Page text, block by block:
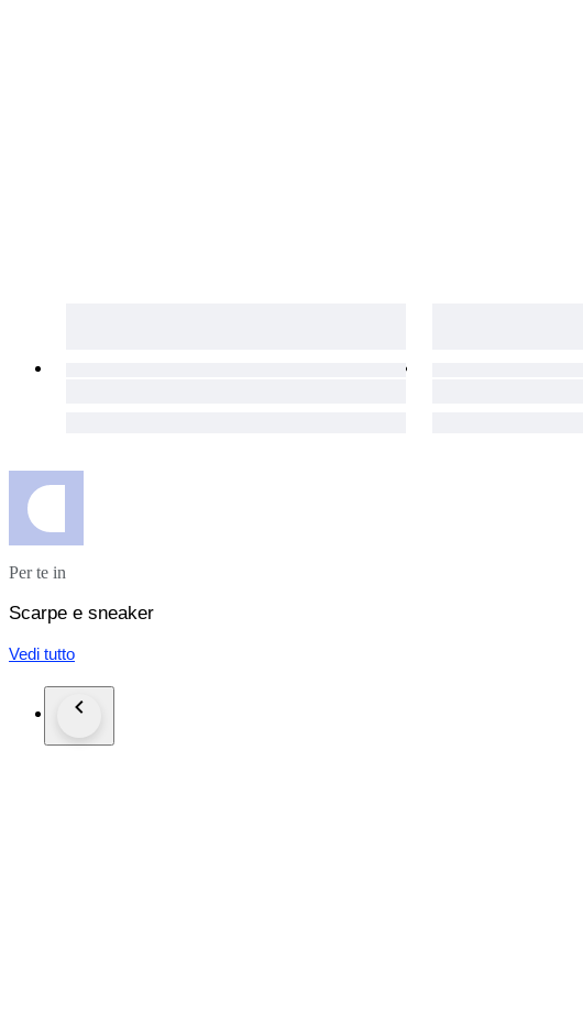
Per te in
Scarpe e sneaker
Vedi tutto